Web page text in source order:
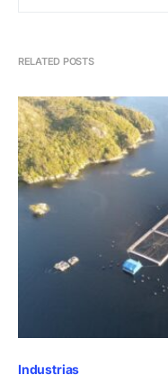
RELATED POSTS
Industrias